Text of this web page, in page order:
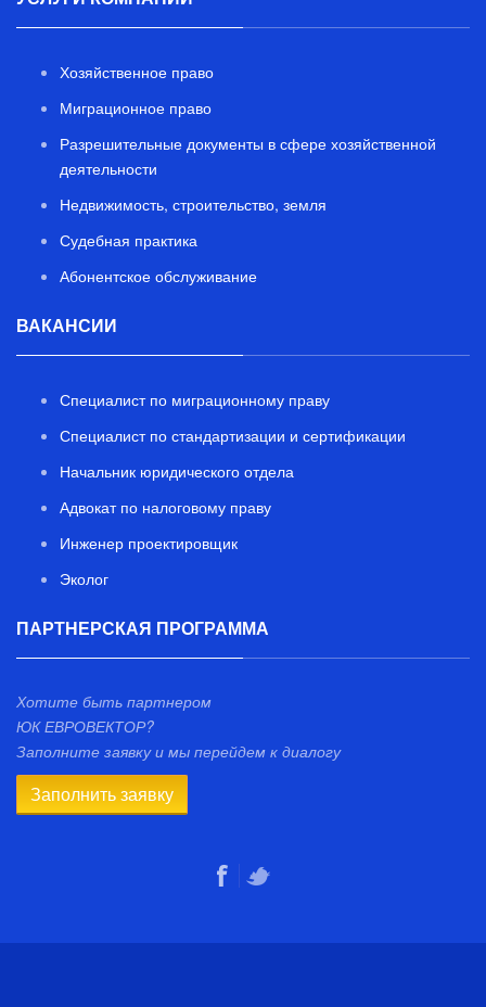
Хозяйственное право
Миграционное право
Разрешительные документы в сфере хозяйственной
деятельности
Недвижимость, строительство, земля
Судебная практика
Абонентское обслуживание
ВАКАНСИИ
Специалист по миграционному праву
Специалист по стандартизации и сертификации
Начальник юридического отдела
Адвокат по налоговому праву
Инженер проектировщик
Эколог
ПАРТНЕРСКАЯ ПРОГРАММА
Хотите быть партнером
ЮК ЕВРОВЕКТОР?
Заполните заявку и мы перейдем к диалогу
Заполнить заявку